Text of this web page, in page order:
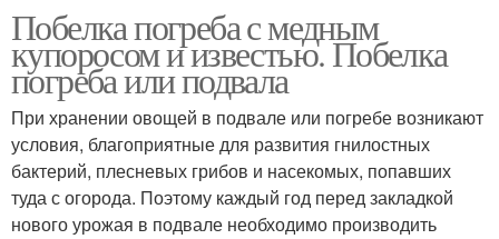
Побелка погреба с медным
купоросом и известью. Побелка
погреба или подвала
При хранении овощей в подвале или погребе возникают
условия, благоприятные для развития гнилостных
бактерий, плесневых грибов и насекомых, попавших
туда с огорода. Поэтому каждый год перед закладкой
нового урожая в подвале необходимо производить